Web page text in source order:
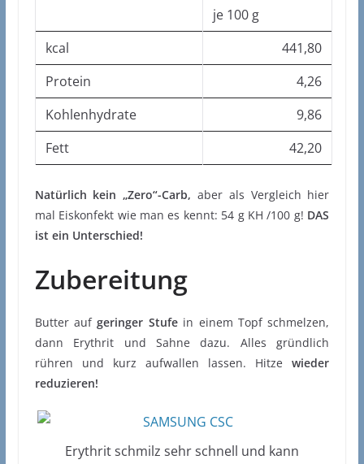
je 100 g
kcal
441,80
Protein
4,26
Kohlenhydrate
9,86
Fett
42,20
Natürlich kein „Zero“-Carb, aber als Vergleich hier
mal Eiskonfekt wie man es kennt: 54 g KH /100 g! DAS
ist ein Unterschied!
Zubereitung
Butter aufgeringer Stufein einem Topf schmelzen,
dann Erythrit und Sahne dazu. Alles gründlich
rühren und kurz aufwallen lassen. Hitzewieder
reduzieren!
Erythrit schmilz sehr schnell und kann